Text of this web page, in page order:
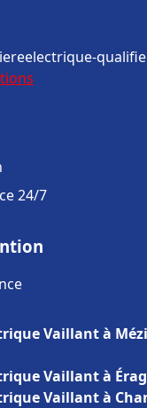
24/7
Vaillant à
Vaillant à
Vaillant à